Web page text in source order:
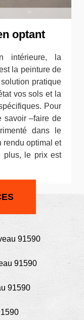
optant
intérieure, la
la peinture de
pratique
vos sols et la
Pour
savoir –faire de
dans le
rendu optimal et
plus, le prix est
91590
91590
91590